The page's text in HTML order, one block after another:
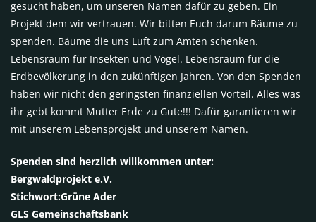
gesucht haben, um unseren Namen dafür zu geben. Ein
Projekt dem wir vertrauen. Wir bitten Euch darum Bäume zu
spenden. Bäume die uns Luft zum Amten schenken.
Lebensraum für Insekten und Vögel. Lebensraum für die
Erdbevölkerung in den zukünftigen Jahren. Von den Spenden
haben wir nicht den geringsten finanziellen Vorteil. Alles was
ihr gebt kommt Mutter Erde zu Gute!!! Dafür garantieren wir
mit unserem Lebensprojekt und unserem Namen.
Spenden sind herzlich willkommen unter:
Bergwaldprojekt e.V.
Stichwort:Grüne Ader
GLS Gemeinschaftsbank